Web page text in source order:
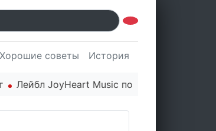
Хорошие советы История
JoyHeart Music показывает пример